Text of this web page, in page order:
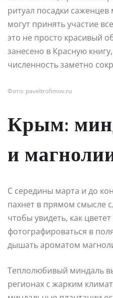
ритуал посадки
могут принять участие
это не просто красивый
занесено в Красную
численность заметно
Фото: paveltrofimov.ru
Крым:
и
С середины марта и до
пахнет в прямом смысле
чтобы увидеть, как
фотографироваться в
дышать ароматом
Теплолюбивый миндаль
регионах с жарким